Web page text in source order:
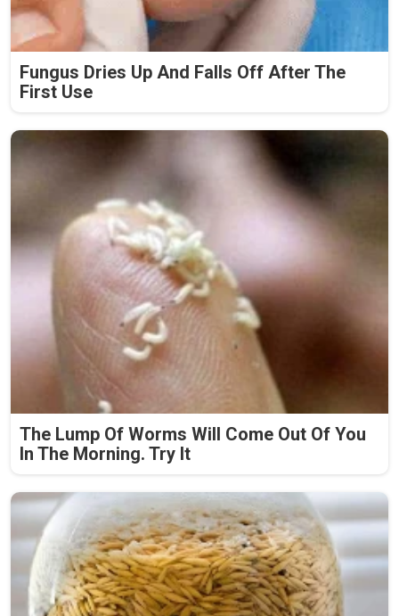
Fungus Dries Up And Falls Off After The
First Use
The Lump Of Worms Will Come Out Of You
In The Morning. Try It